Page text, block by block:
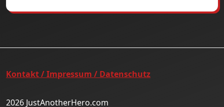
Kontakt / Impressum / Datenschutz
2026 JustAnotherHero.com